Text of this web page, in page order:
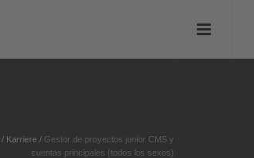
/ Karriere / Gestor de proyectos junior CMS y
cuentas principales (todos los sexos)